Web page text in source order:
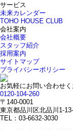
サービス
未来カレンダー
TOHO HOUSE CLUB
会社案内
会社概要
スタッフ紹介
採用案内
サイトマップ
プライバシーポリシー
お気軽にお問い合わせく
0120-104-260
〒140-0001
東京都品川区北品川1-
TEL：03-6632-3030